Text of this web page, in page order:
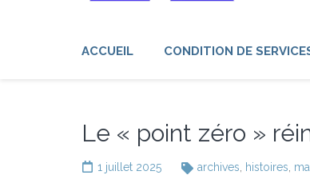
ACCUEIL CONDITION DE
Le « point zéro »
1 juillet 2025 archives histoires